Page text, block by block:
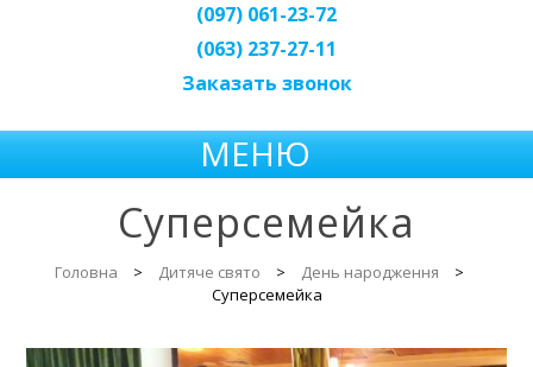
(097) 061-23-72
(063) 237-27-11
Заказать звонок
МЕНЮ
Суперсемейка
Головна > Дитяче свято > День народження >
Суперсемейка